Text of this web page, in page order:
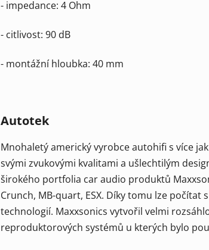
- impedance: 4 Ohm
- citlivost: 90 dB
- montážní hloubka: 40 mm
Autotek
Mnohaletý americký vyrobce autohifi s více
svými zvukovými kvalitami a ušlechtilým
širokého portfolia car audio produktů
Crunch, MB-quart, ESX. Díky tomu lze
technologií. Maxxsonics vytvořil velmi
reproduktorových systémů u kterých bylo